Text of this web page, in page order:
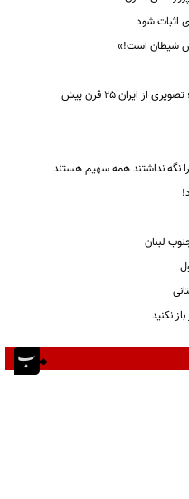
اثبات شود
شیطان است!»
را نگه نداشتند همه سهیم هستند
لبنان
نکنید